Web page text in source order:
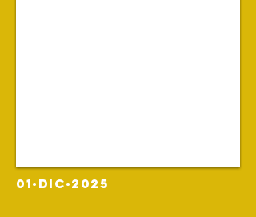
01·DIC·2025